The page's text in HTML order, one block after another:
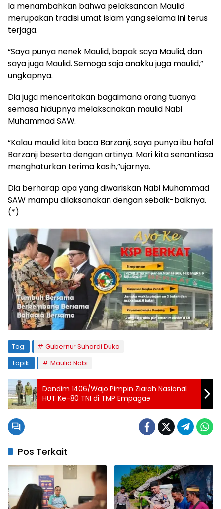
Ia menambahkan bahwa pelaksanaan Maulid
merupakan tradisi umat islam yang selama ini terus
terjaga.
“Saya punya nenek Maulid, bapak saya Maulid, dan
saya juga Maulid. Semoga saja anakku juga maulid,”
ungkapnya.
Dia juga menceritakan bagaimana orang tuanya
semasa hidupnya melaksanakan maulid Nabi
Muhammad SAW.
“Kalau maulid kita baca Barzanji, saya punya ibu hafal
Barzanji beserta dengan artinya. Mari kita senantiasa
menghaturkan terima kasih,”ujarnya.
Dia berharap apa yang diwariskan Nabi Muhammad
SAW mampu dilaksanakan dengan sebaik-baiknya.
(*)
Tag:
Gubernur Suhardi Duka
Topik:
Maulid Nabi
Dandim 1406/Wajo Pimpin Ziarah Nasional
HUT Ke-80 TNI di TMP Empagae
Pos Terkait